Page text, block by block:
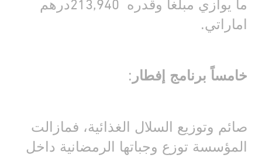
ما يوازي مبلغاً وقدره
درهم
اماراتي.
خامساً برنامج إفطار :
صائم وتوزيع السلال الغذائية، فمازالت
المؤسسة توزع وجباتها الرمضانية داخل